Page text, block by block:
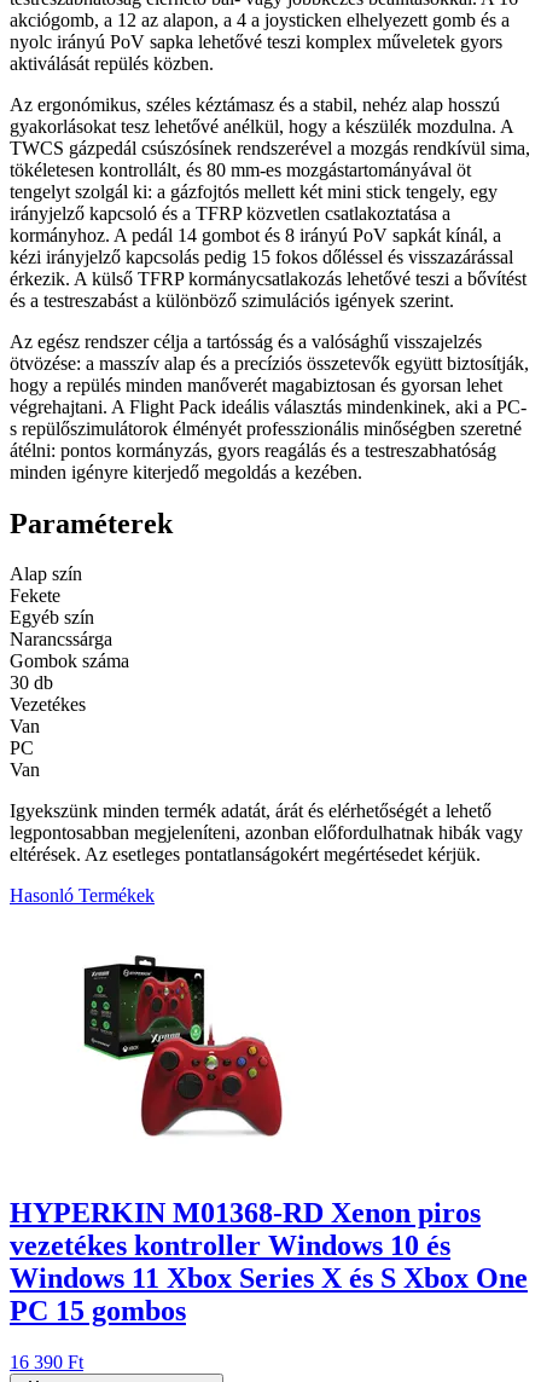
akciógomb, a 12 az alapon, a 4 a joysticken elhelyezett gomb és a
nyolc irányú PoV sapka lehetővé teszi komplex műveletek gyors
aktiválását repülés közben.
Az ergonómikus, széles kéztámasz és a stabil, nehéz alap hosszú
gyakorlásokat tesz lehetővé anélkül, hogy a készülék mozdulna. A
TWCS gázpedál csúszósínek rendszerével a mozgás rendkívül sima,
tökéletesen kontrollált, és 80 mm-es mozgástartományával öt
tengelyt szolgál ki: a gázfojtós mellett két mini stick tengely, egy
irányjelző kapcsoló és a TFRP közvetlen csatlakoztatása a
kormányhoz. A pedál 14 gombot és 8 irányú PoV sapkát kínál, a
kézi irányjelző kapcsolás pedig 15 fokos dőléssel és visszazárással
érkezik. A külső TFRP kormánycsatlakozás lehetővé teszi a bővítést
és a testreszabást a különböző szimulációs igények szerint.
Az egész rendszer célja a tartósság és a valósághű visszajelzés
ötvözése: a masszív alap és a precíziós összetevők együtt biztosítják,
hogy a repülés minden manőverét magabiztosan és gyorsan lehet
végrehajtani. A Flight Pack ideális választás mindenkinek, aki a PC-
s repülőszimulátorok élményét professzionális minőségben szeretné
átélni: pontos kormányzás, gyors reagálás és a testreszabhatóság
minden igényre kiterjedő megoldás a kezében.
Paraméterek
Alap szín
Fekete
Egyéb szín
Narancssárga
Gombok száma
30 db
Vezetékes
Van
PC
Van
Igyekszünk minden termék adatát, árát és elérhetőségét a lehető
legpontosabban megjeleníteni, azonban előfordulhatnak hibák vagy
eltérések. Az esetleges pontatlanságokért megértésedet kérjük.
Hasonló Termékek
HYPERKIN M01368-RD Xenon piros
vezetékes kontroller Windows 10 és
Windows 11 Xbox Series X és S Xbox One
PC 15 gombos
16 390 Ft